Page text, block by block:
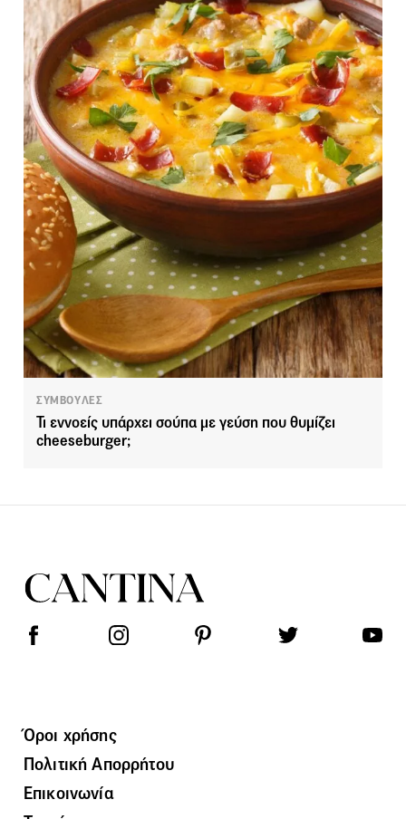
ΣΥΜΒΟΥΛΕΣ
Τι εννοείς υπάρχει σούπα με γεύση που θυμίζει
cheeseburger;
Όροι χρήσης
Πολιτική Απορρήτου
Επικοινωνία